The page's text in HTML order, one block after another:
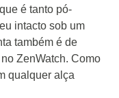
é tanto pó-
intacto sob um
também é de
ZenWatch. Como
qualquer alça